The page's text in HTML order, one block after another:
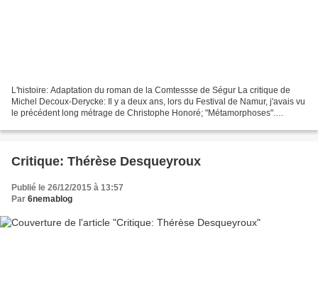
L'histoire: Adaptation du roman de la Comtessse de Ségur La critique de
Michel Decoux-Derycke: Il y a deux ans, lors du Festival de Namur, j'avais vu
le précédent long métrage de Christophe Honoré; "Métamorphoses".
Critique: Thérèse Desqueyroux
Publié le 26/12/2015 à 13:57
Par 6nemablog